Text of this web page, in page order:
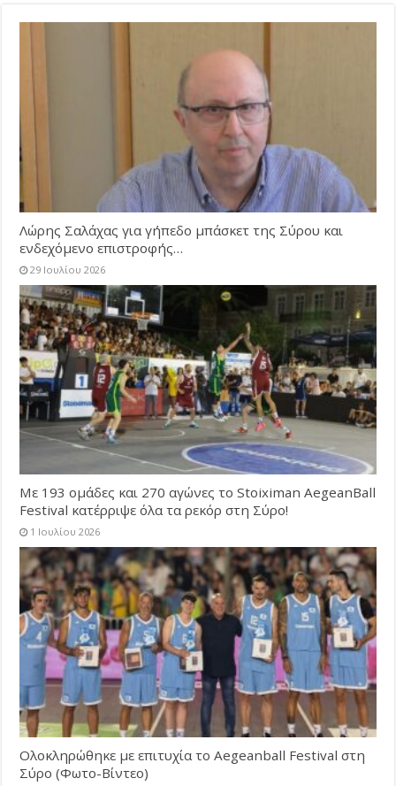
Λώρης Σαλάχας για γήπεδο μπάσκετ της Σύρου και
ενδεχόμενο επιστροφής…
29 Ιουλίου 2026
Με 193 ομάδες και 270 αγώνες το Stoiximan AegeanBall
Festival κατέρριψε όλα τα ρεκόρ στη Σύρο!
1 Ιουλίου 2026
Ολοκληρώθηκε με επιτυχία το Aegeanball Festival στη
Σύρο (Φωτο-Βίντεο)